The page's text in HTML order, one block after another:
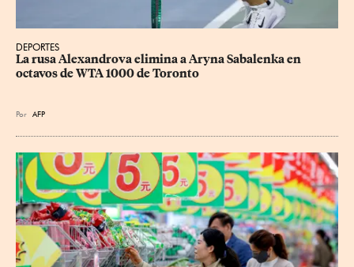
DEPORTES
La rusa Alexandrova elimina a Aryna Sabalenka en
octavos de WTA 1000 de Toronto
Por AFP